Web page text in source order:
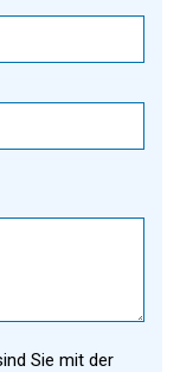
Sie mit der